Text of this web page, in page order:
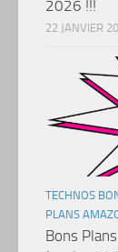
2026 !!!
22 JANVIER
TECHNOS
PLANS
Bons